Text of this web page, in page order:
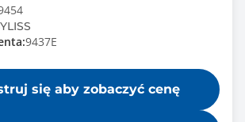
9437E
się aby zobaczyć cenę